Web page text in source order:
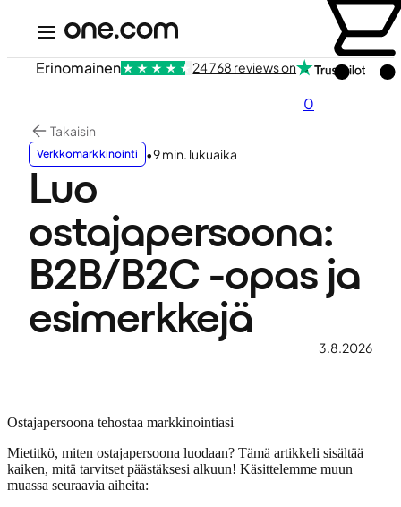
0
Erinomainen 24 768 reviews on
Takaisin
Verkkomarkkinointi •9 min. lukuaika
Luo
ostajapersoona:
B2B/B2C -opas ja
esimerkkejä
3.8.2026
Ostajapersoona tehostaa markkinointiasi
Mietitkö, miten ostajapersoona luodaan? Tämä artikkeli sisältää
kaiken, mitä tarvitset päästäksesi alkuun! Käsittelemme muun
muassa seuraavia aiheita: